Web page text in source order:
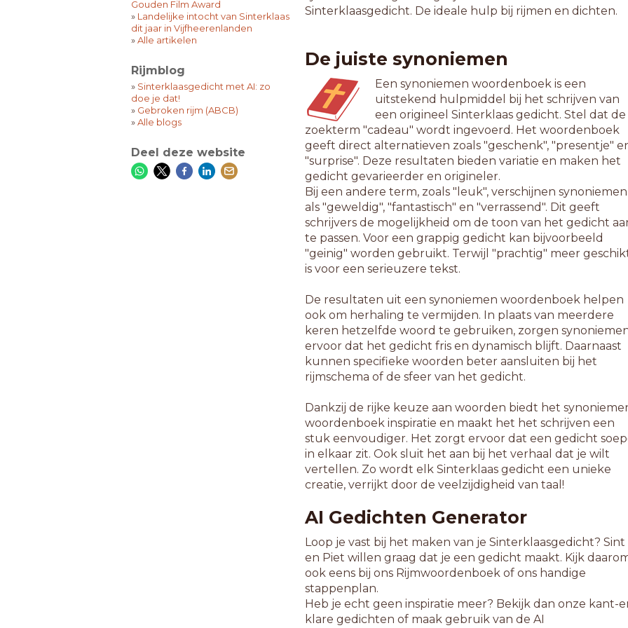
Gouden Film Award
» Landelijke intocht van Sinterklaas
dit jaar in Vijfheerenlanden
»Alle artikelen
Rijmblog
» Sinterklaasgedicht met AI: zo
doe je dat!
» Gebroken rijm (ABCB)
»Alle blogs
Deel deze website
Sinterklaasgedicht. De ideale hulp bij rijmen en dichten.
De juiste synoniemen
Een synoniemen woordenboek is een
uitstekend hulpmiddel bij het schrijven van
een origineel Sinterklaas gedicht. Stel dat de
zoekterm "cadeau" wordt ingevoerd. Het woordenboek
geeft direct alternatieven zoals "geschenk", "presentje"
"surprise". Deze resultaten bieden variatie en maken het
gedicht gevarieerder en origineler.
Bij een andere term, zoals "leuk", verschijnen synoniemen
als "geweldig", "fantastisch" en "verrassend". Dit geeft
schrijvers de mogelijkheid om de toon van het gedicht
te passen. Voor een grappig gedicht kan bijvoorbeeld
"geinig" worden gebruikt. Terwijl "prachtig" meer
is voor een serieuzere tekst.
De resultaten uit een synoniemen woordenboek helpen
ook om herhaling te vermijden. In plaats van meerdere
keren hetzelfde woord te gebruiken, zorgen
ervoor dat het gedicht fris en dynamisch blijft. Daarnaast
kunnen specifieke woorden beter aansluiten bij het
rijmschema of de sfeer van het gedicht.
Dankzij de rijke keuze aan woorden biedt het
woordenboek inspiratie en maakt het het schrijven een
stuk eenvoudiger. Het zorgt ervoor dat een gedicht
in elkaar zit. Ook sluit het aan bij het verhaal dat je wilt
vertellen. Zo wordt elk Sinterklaas gedicht een unieke
creatie, verrijkt door de veelzijdigheid van taal!
AI Gedichten Generator
Loop je vast bij het maken van je Sinterklaasgedicht? Sint
en Piet willen graag dat je een gedicht maakt. Kijk
ook eens bij ons Rijmwoordenboek of ons handige
stappenplan.
Heb je echt geen inspiratie meer? Bekijk dan onze kant-
klare gedichten of maak gebruik van de AI